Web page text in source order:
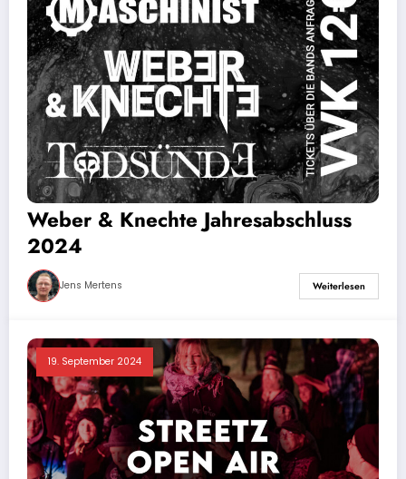
Weber & Knechte Jahresabschluss
2024
Jens Mertens Weiterlesen
19. September 2024